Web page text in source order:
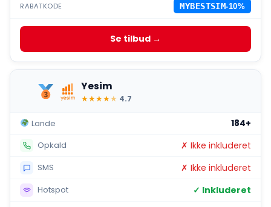
RABATKODE MYBESTSIM-10%
Se tilbud →
Yesim
★★★★★ 4.7
Lande 184+
Opkald ✗ Ikke inkluderet
SMS ✗ Ikke inkluderet
Hotspot ✓ Inkluderet